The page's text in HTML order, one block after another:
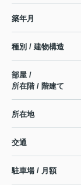
築年月
種別 / 建物構造
部屋 /
所在階 / 階建て
所在地
交通
駐車場 / 月額